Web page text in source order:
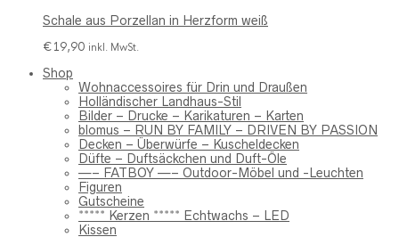
Schale aus Porzellan in Herzform weiß
€19,90 inkl. MwSt.
Shop
Wohnaccessoires für Drin und Draußen
Holländischer Landhaus-Stil
Bilder – Drucke – Karikaturen – Karten
blomus – RUN BY FAMILY – DRIVEN BY PASSION
Decken – Überwürfe – Kuscheldecken
Düfte – Duftsäckchen und Duft-Öle
—– FATBOY —– Outdoor-Möbel und -Leuchten
Figuren
Gutscheine
***** Kerzen ***** Echtwachs – LED
Kissen